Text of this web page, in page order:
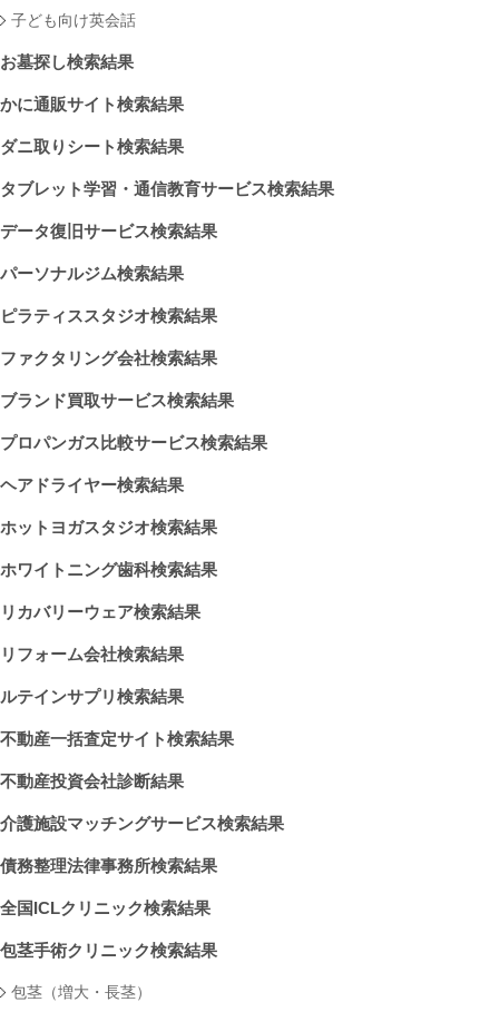
子ども向け英会話
お墓探し検索結果
かに通販サイト検索結果
ダニ取りシート検索結果
タブレット学習・通信教育サービス検索結果
データ復旧サービス検索結果
パーソナルジム検索結果
ピラティススタジオ検索結果
ファクタリング会社検索結果
ブランド買取サービス検索結果
プロパンガス比較サービス検索結果
ヘアドライヤー検索結果
ホットヨガスタジオ検索結果
ホワイトニング歯科検索結果
リカバリーウェア検索結果
リフォーム会社検索結果
ルテインサプリ検索結果
不動産一括査定サイト検索結果
不動産投資会社診断結果
介護施設マッチングサービス検索結果
債務整理法律事務所検索結果
全国ICLクリニック検索結果
包茎手術クリニック検索結果
包茎（増大・長茎）